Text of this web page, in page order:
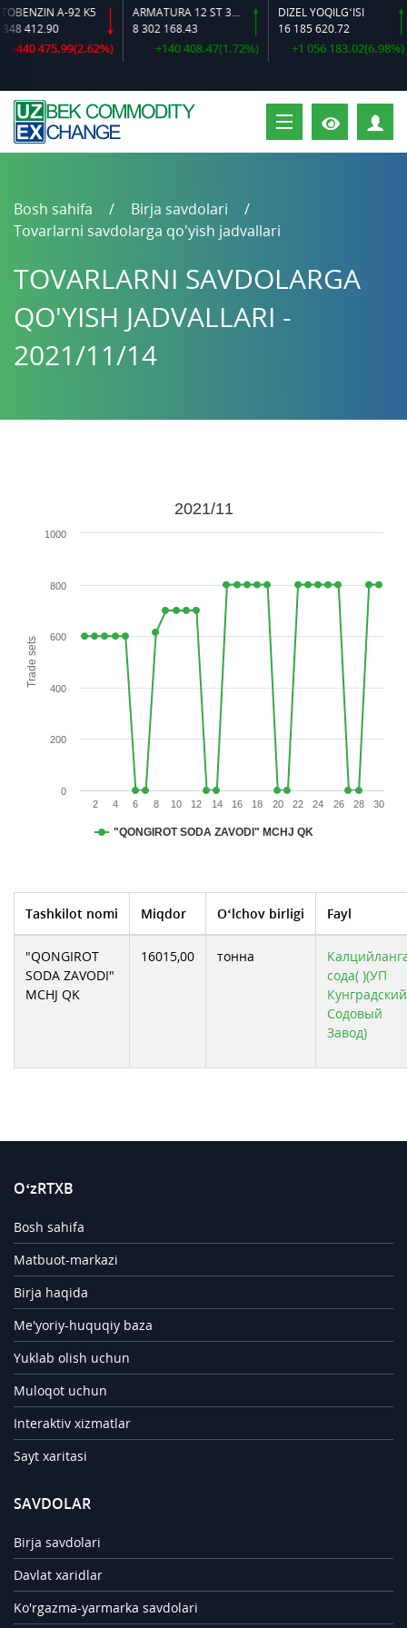
A-92 K5
412.90
475.99(2.62%)
ARMATURA 12 ST 35 GS O‘LCHAMLI
8 302 168.43
+140 408.47(1.72%)
DIZEL YOQILG‘ISI
16 185 620.72
+1 056 183.02(6.98%)
Bosh sahifa
Birja savdolari
Tovarlarni savdolarga qo'yish jadvallari
TOVARLARNI SAVDOLARGA
QO'YISH JADVALLARI -
2021/11/14
Trade sets
2021/11
"QONGIROT SODA ZAVODI" MCHJ QK
2 4 6 8 10 12 14 16 18 20 22 24 26 28 30
0
200
400
600
800
1000
Tashkilot nomi Miqdor O‘lchov birligi Fayl
"QONGIROT
SODA ZAVODI"
MCHJ QK
16015,00 тонна
сода( )(УП
Кунградский
Содовый
Завод)
O‘zRTXB
Bosh sahifa
Matbuot-markazi
Birja haqida
Me'yoriy-huquqiy baza
Yuklab olish uchun
Muloqot uchun
Interaktiv xizmatlar
Sayt xaritasi
SAVDOLAR
Birja savdolari
Davlat xaridlar
Ko'rgazma-yarmarka savdolari